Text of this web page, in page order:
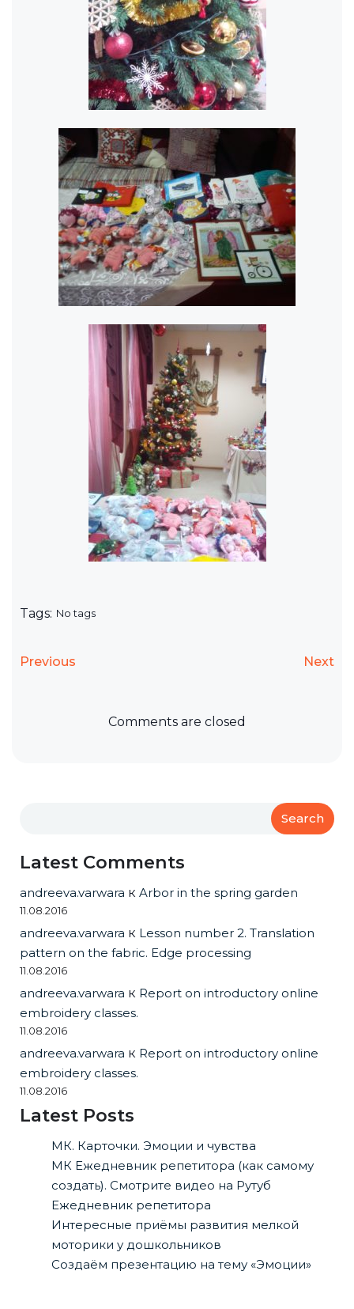
Tags: No tags
Previous Next
Comments are closed
Search
Latest Comments
andreeva.varwara к Arbor in the spring garden
11.08.2016
andreeva.varwara к Lesson number 2. Translation
pattern on the fabric. Edge processing
11.08.2016
andreeva.varwara к Report on introductory online
embroidery classes.
11.08.2016
andreeva.varwara к Report on introductory online
embroidery classes.
11.08.2016
Latest Posts
МК. Карточки. Эмоции и чувства
МК Ежедневник репетитора (как самому
создать). Смотрите видео на Рутуб
Ежедневник репетитора
Интересные приёмы развития мелкой
моторики у дошкольников
Создаём презентацию на тему «Эмоции»